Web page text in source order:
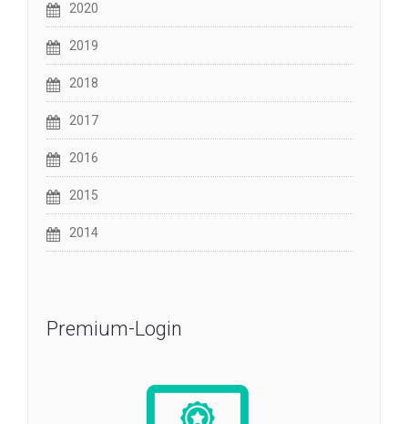
2020
2019
2018
2017
2016
2015
2014
Premium-Login